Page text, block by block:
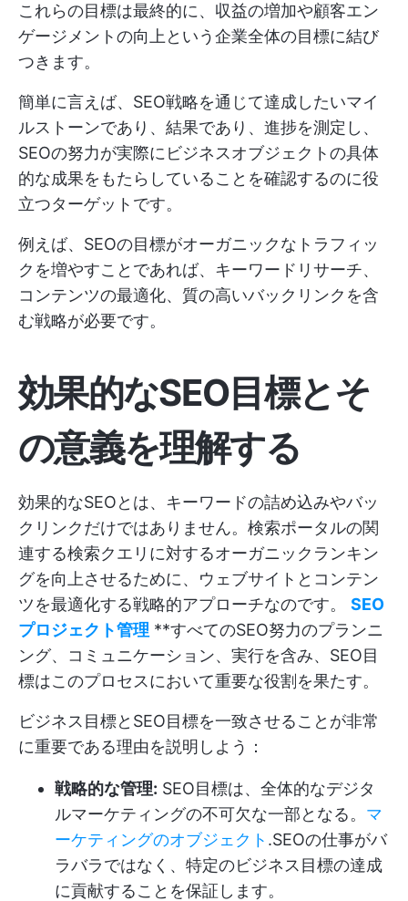
これらの目標は最終的に、収益の増加や顧客エン
ゲージメントの向上という企業全体の目標に結び
つきます。
簡単に言えば、SEO戦略を通じて達成したいマイ
ルストーンであり、結果であり、進捗を測定し、
SEOの努力が実際にビジネスオブジェクトの具体
的な成果をもたらしていることを確認するのに役
立つターゲットです。
例えば、SEOの目標がオーガニックなトラフィッ
クを増やすことであれば、キーワードリサーチ、
コンテンツの最適化、質の高いバックリンクを含
む戦略が必要です。
効果的なSEO目標とそ
の意義を理解する
効果的なSEOとは、キーワードの詰め込みやバッ
クリンクだけではありません。検索ポータルの関
連する検索クエリに対するオーガニックランキン
グを向上させるために、ウェブサイトとコンテン
ツを最適化する戦略的アプローチなのです。 SEO
プロジェクト管理 **すべてのSEO努力のプランニ
ング、コミュニケーション、実行を含み、SEO目
標はこのプロセスにおいて重要な役割を果たす。
ビジネス目標とSEO目標を一致させることが非常
に重要である理由を説明しよう：
戦略的な管理: SEO目標は、全体的なデジタ
ルマーケティングの不可欠な一部となる。 マ
ーケティングのオブジェクト .SEOの仕事がバ
ラバラではなく、特定のビジネス目標の達成
に貢献することを保証します。